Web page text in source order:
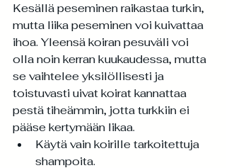
Kesällä peseminen raikastaa turkin,
mutta liika peseminen voi kuivattaa
ihoa. Yleensä koiran pesuväli voi
olla noin kerran kuukaudessa, mutta
se vaihtelee yksilöllisesti ja
toistuvasti uivat koirat kannattaa
pestä tiheämmin, jotta turkkiin ei
pääse kertymään likaa.
Käytä vain koirille tarkoitettuja
shampoita.